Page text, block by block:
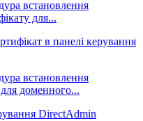
встановлення
для...
в панелі керування
встановлення
доменного...
DirectAdmin